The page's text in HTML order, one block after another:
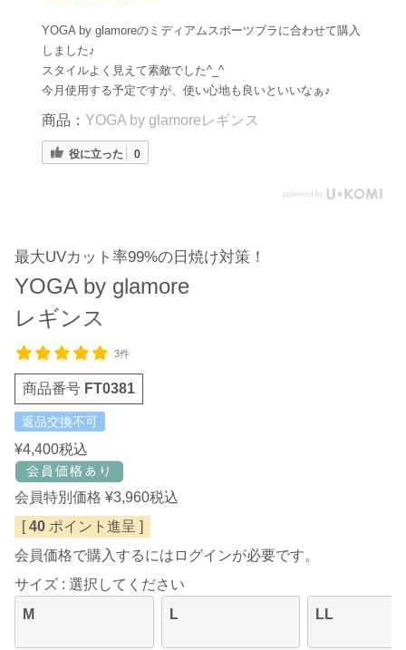
YOGA by glamoreのミディアムスポーツブラに合わせて購入
しました♪
スタイルよく見えて素敵でした^_^
今月使用する予定ですが、使い心地も良いといいなぁ♪
商品： YOGA by glamoreレギンス
役に立った 0
最大UVカット率99%の日焼け対策！
YOGA by glamore
レギンス
3件
商品番号 FT0381
返品交換不可
¥4,400税込
会員特別価格 ¥3,960税込
[ 40 ポイント進呈 ]
会員価格で購入するにはログインが必要です。
サイズ
選択してください
M
L LL